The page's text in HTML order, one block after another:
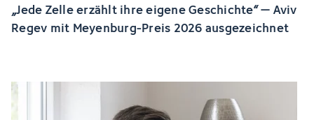
„Jede Zelle erzählt ihre eigene Geschichte“ – Aviv
Regev mit Meyenburg-Preis 2026 ausgezeichnet